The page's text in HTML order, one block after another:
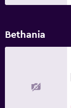
Bethania